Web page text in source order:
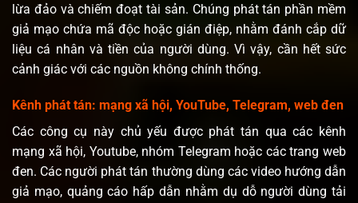
lừa đảo và chiếm đoạt tài sản. Chúng phát tán phần mềm
giả mạo chứa mã độc hoặc gián điệp, nhằm đánh cắp dữ
liệu cá nhân và tiền của người dùng. Vì vậy, cần hết sức
cảnh giác với các nguồn không chính thống.
Kênh phát tán: mạng xã hội, YouTube, Telegram, web đen
Các công cụ này chủ yếu được phát tán qua các kênh
mạng xã hội, Youtube, nhóm Telegram hoặc các trang web
đen. Các người phát tán thường dùng các video hướng dẫn
giả mạo, quảng cáo hấp dẫn nhằm dụ dỗ người dùng tải